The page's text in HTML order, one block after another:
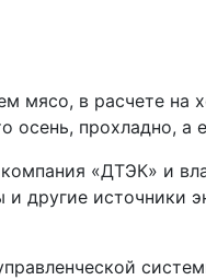
мясо, в расчете
осень, прохладно, а
«ДТЭК» и
другие источники